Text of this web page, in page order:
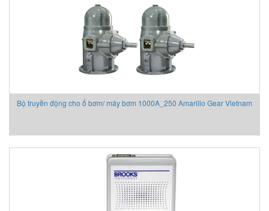
Bộ truyền động cho ổ bơm/ máy bơm 1000A_250 Amarillo Gear Vietnam